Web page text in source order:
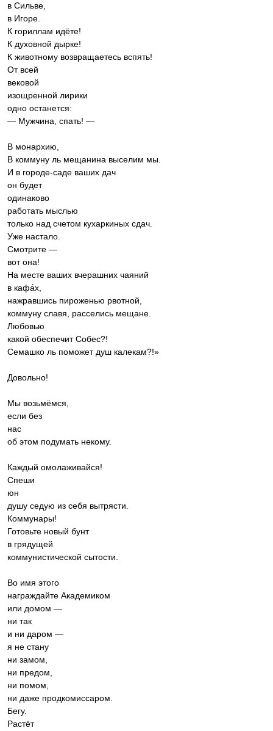
в Сильве,
в Игоре.
К гориллам идёте!
К духовной дырке!
К животному возвращаетесь вспять!
От всей
вековой
изощренной лирики
одно останется:
— Мужчина, спать! —
В монархию,
В коммуну ль мещанина выселим мы.
И в городе-саде ваших дач
он будет
одинаково
работать мыслью
только над счетом кухаркиных сдач.
Уже настало.
Смотрите —
вот она!
На месте ваших вчерашних чаяний
в кафа́х,
нажравшись пироженью рвотной,
коммуну славя, расселись мещане.
Любовью
какой обеспечит Собес?!
Семашко ль поможет душ калекам?!»
Довольно!
Мы возьмёмся,
если без
нас
об этом подумать некому.
Каждый омолаживайся!
Спеши
юн
душу седую из себя вытрясти.
Коммунары!
Готовьте новый бунт
в грядущей
коммунистической сытости.
Во имя этого
награждайте Академиком
или домом —
ни так
и ни даром —
я не стану
ни замом,
ни предом,
ни помом,
ни даже продкомиссаром.
Бегу.
Растёт